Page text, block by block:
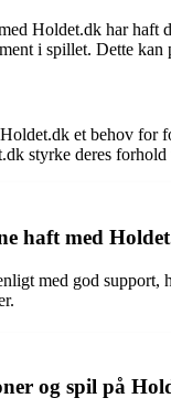
Holdet.dk har haft
i spillet. Dette
et behov
styrke deres
haft med
med god support,
og spil på